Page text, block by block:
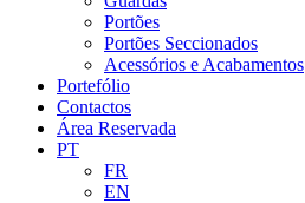
Portões
Portões Seccionados
Acessórios e Acabamentos
Portefólio
Contactos
Área Reservada
PT
FR
EN